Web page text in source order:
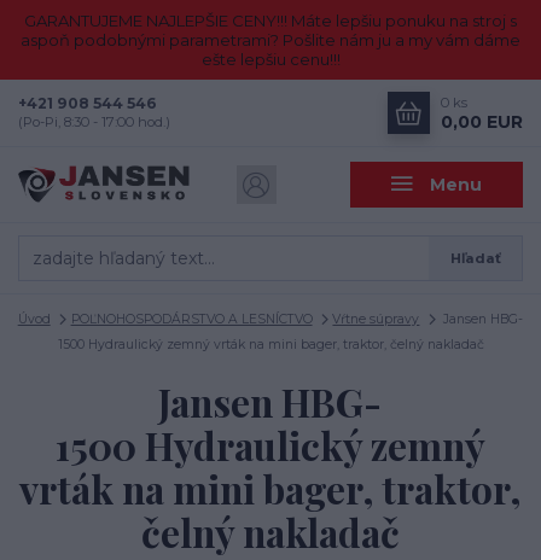
GARANTUJEME NAJLEPŠIE CENY!!! Máte lepšiu ponuku na stroj s
aspoň podobnými parametrami? Pošlite nám ju a my vám dáme
ešte lepšiu cenu!!!
Menu
Hľadať
+421 908 544 546
(Po-Pi, 8:30 - 17:00 hod.)
0 ks
0,00 EUR
Úvod POĽNOHOSPODÁRSTVO A LESNÍCTVO Vŕtne súpravy
Jansen HBG-
1500 Hydraulický zemný vrták na mini bager, traktor, čelný nakladač
Jansen HBG-
1500 Hydraulický zemný
vrták na mini bager, traktor,
čelný nakladač